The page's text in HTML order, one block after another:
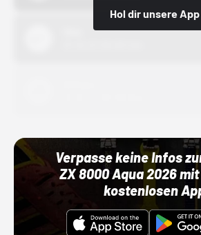
Hol dir unsere App
Verpasse keine Infos
ZX 8000 Aqua 2026
kostenlosen